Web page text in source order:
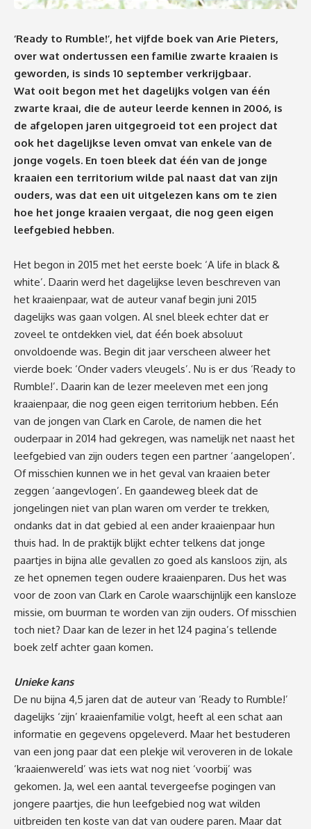
‘Ready to Rumble!’, het vijfde boek van Arie Pieters,
over wat ondertussen een familie zwarte kraaien is
geworden, is sinds 10 september verkrijgbaar.
Wat ooit begon met het dagelijks volgen van één
zwarte kraai, die de auteur leerde kennen in 2006, is
de afgelopen jaren uitgegroeid tot een project dat
ook het dagelijkse leven omvat van enkele van de
jonge vogels. En toen bleek dat één van de jonge
kraaien een territorium wilde pal naast dat van zijn
ouders, was dat een uit uitgelezen kans om te zien
hoe het jonge kraaien vergaat, die nog geen eigen
leefgebied hebben.
Het begon in 2015 met het eerste boek: ‘A life in black &
white’. Daarin werd het dagelijkse leven beschreven van
het kraaienpaar, wat de auteur vanaf begin juni 2015
dagelijks was gaan volgen. Al snel bleek echter dat er
zoveel te ontdekken viel, dat één boek absoluut
onvoldoende was. Begin dit jaar verscheen alweer het
vierde boek: ‘Onder vaders vleugels’. Nu is er dus ‘Ready to
Rumble!’. Daarin kan de lezer meeleven met een jong
kraaienpaar, die nog geen eigen territorium hebben. Eén
van de jongen van Clark en Carole, de namen die het
ouderpaar in 2014 had gekregen, was namelijk net naast het
leefgebied van zijn ouders tegen een partner ‘aangelopen’.
Of misschien kunnen we in het geval van kraaien beter
zeggen ‘aangevlogen’. En gaandeweg bleek dat de
jongelingen niet van plan waren om verder te trekken,
ondanks dat in dat gebied al een ander kraaienpaar hun
thuis had. In de praktijk blijkt echter telkens dat jonge
paartjes in bijna alle gevallen zo goed als kansloos zijn, als
ze het opnemen tegen oudere kraaienparen. Dus het was
voor de zoon van Clark en Carole waarschijnlijk een kansloze
missie, om buurman te worden van zijn ouders. Of misschien
toch niet? Daar kan de lezer in het 124 pagina’s tellende
boek zelf achter gaan komen.
Unieke kans
De nu bijna 4,5 jaren dat de auteur van ‘Ready to Rumble!’
dagelijks ‘zijn’ kraaienfamilie volgt, heeft al een schat aan
informatie en gegevens opgeleverd. Maar het bestuderen
van een jong paar dat een plekje wil veroveren in de lokale
‘kraaienwereld’ was iets wat nog niet ‘voorbij’ was
gekomen. Ja, wel een aantal tevergeefse pogingen van
jongere paartjes, die hun leefgebied nog wat wilden
uitbreiden ten koste van dat van oudere paren. Maar dat